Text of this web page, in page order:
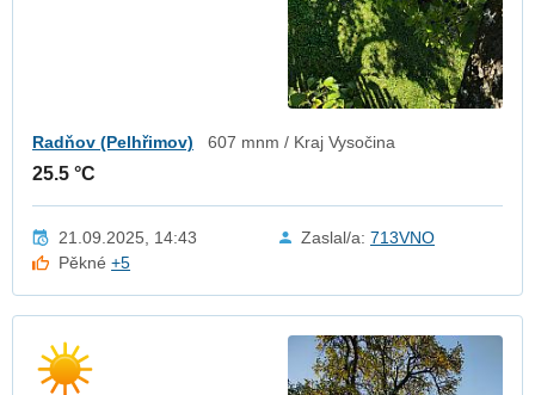
Radňov (Pelhřimov) 607 mnm / Kraj Vysočina
25.5 °C
21.09.2025, 14:43 Zaslal/a: 713VNO
Pěkné+5